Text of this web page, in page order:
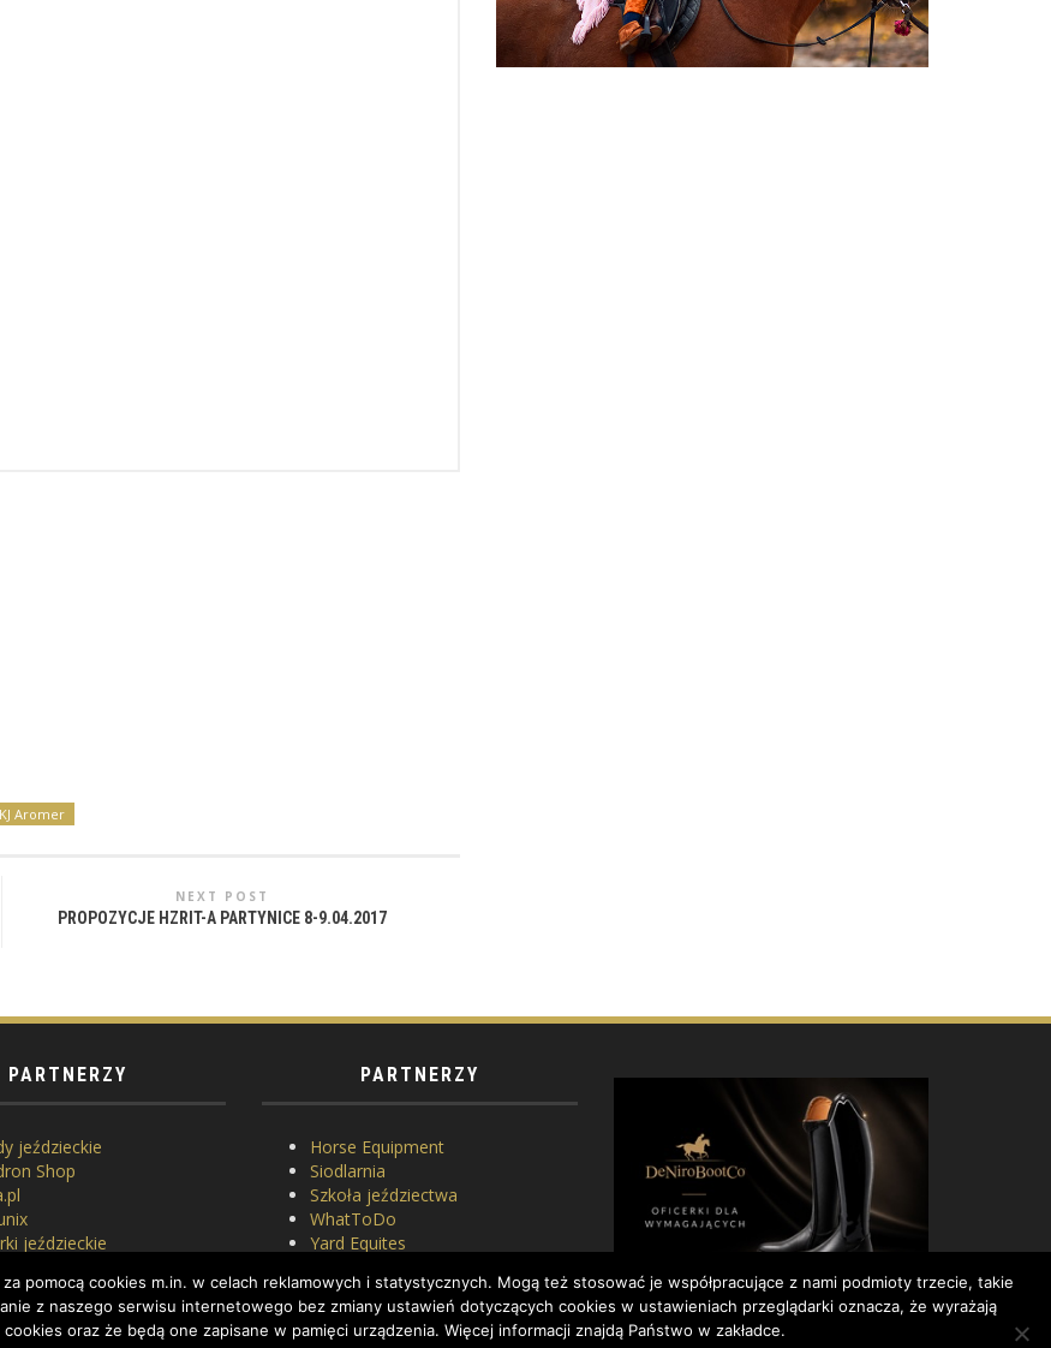
KJ Aromer
NEXT POST
PROPOZYCJE HZRIT-A PARTYNICE 8-9.04.2017
PARTNERZY
jeździeckie
Shop
jeździeckie
PARTNERZY
Horse Equipment
Siodlarnia
Szkoła jeździectwa
WhatToDo
Yard Equites
pomocą cookies m.in. w celach reklamowych i statystycznych. Mogą też stosować je współpracujące z nami podmioty trzecie, takie
z naszego serwisu internetowego bez zmiany ustawień dotyczących cookies w ustawieniach przeglądarki oznacza, że wyrażają
oraz że będą one zapisane w pamięci urządzenia. Więcej informacji znajdą Państwo w zakładce.